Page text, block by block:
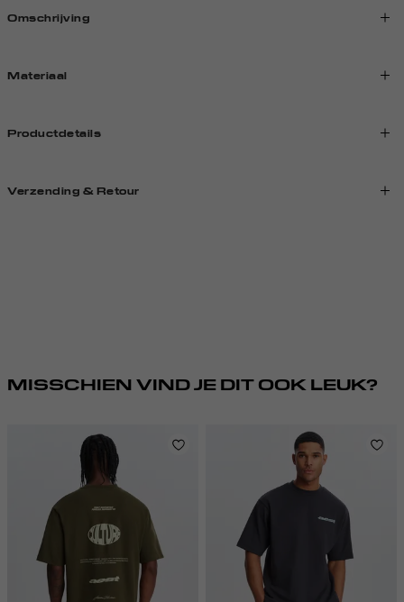
Omschrijving
Materiaal
Productdetails
Verzending & Retour
MISSCHIEN VIND JE DIT OOK LEUK?